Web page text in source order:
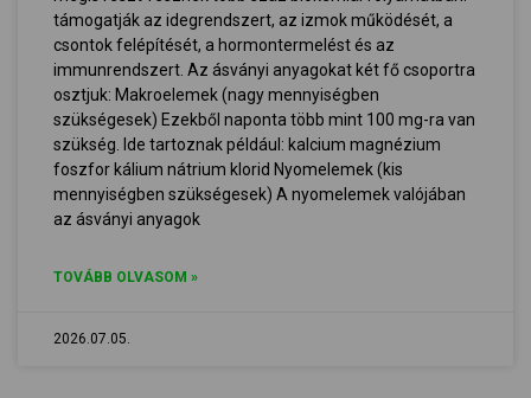
támogatják az idegrendszert, az izmok működését, a
csontok felépítését, a hormontermelést és az
immunrendszert. Az ásványi anyagokat két fő csoportra
osztjuk: Makroelemek (nagy mennyiségben
szükségesek) Ezekből naponta több mint 100 mg-ra van
szükség. Ide tartoznak például: kalcium magnézium
foszfor kálium nátrium klorid Nyomelemek (kis
mennyiségben szükségesek) A nyomelemek valójában
az ásványi anyagok
TOVÁBB OLVASOM »
2026.07.05.